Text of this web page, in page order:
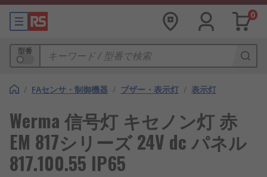
0
型番
/ FAセンサ・制御機器 / ブザー・表示灯 / 表示灯
Werma 信号灯 キセノン灯 赤
EM 817シリーズ 24V dc パネル
817.100.55 IP65